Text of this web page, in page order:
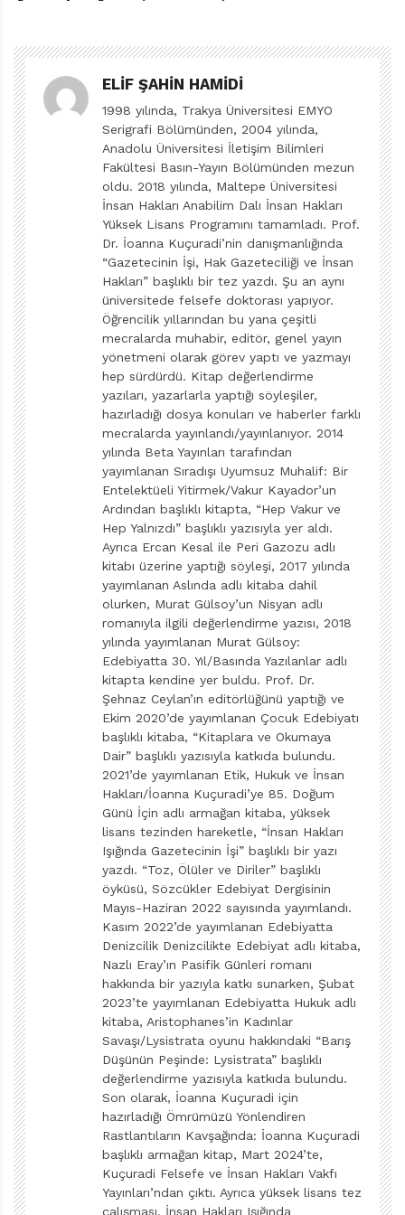
ulaştırıyorsunuz. Bu kitabın doğum hikâyesini
dinleyebilir miyiz?
Çocuklar, kimi zaman da öğretmenler için yıllardır
gerçekleştirdiğim atölyelerde; şiirin filizlenme noktası,
şiir dili, şiirin matematiği, şiirde duygu, şiirde imge gibi
konularda beyin fırtınaları yapıyoruz. Şiir okurken ve
yazarken bu eylemin dokusuna gizlenen incelik, zekâ,
ironi, ustalık, estetik kavramlarına kafa yoruyoruz. İyi
şiir örneklerine bakıyoruz.
Bu çalışmalar sırasında geliştirdiğim “Şiirde 4D”
söyleminin atölye katılımcılarına şiiri kavratmakta ne
denli başarılı olduğunu gözlemledim. Herkesin
yararlanabilmesi için, atölye programlarımda yaptığım
uygulamaları kitaplaştırma fikri aklıma geldi. Türkiye’de
başka örneği olmayan projeyi Tudem Yayınlarına
sunduğumda, yayın yönetmeni İlke Aykanat Çam,
yüreğiyle dinledi, yararına inandı. Onun inancıyla
başlayan bu yolculuk editör Hülya Dayan’ın güzel
enerjisini projeye dâhil etmesiyle devam etti. Çocuklar
için yapılan kitapların bütünüyle bir sanat eseri
olduğunu düşünüyorum. Kapağıyla, fontuyla,
resimleriyle bir bütün olduğu için kitabın tasarımı da
çok önemli. Kitabın doğumunda emeği geçen herkes
benim kadar heyecanlıydı. Sanıyorum aynı heyecanı
kitabın okurlarına da geçirmeyi başaracağız.
Eugene Ivanov’un resimleriyle renklenmiş, oldukça
canlı, keyifli ve interaktif bir kitap ortaya çıkmış.
Çocuklara şiir dünyasını aralayacak bir çalışma
olmuş. Hatta “Şiir okumayı sever misin?” sorusuna,
hayır cevabını veren çocukların da çok işine
yarayacağını söylüyorsunuz bu kitabın. Oldukça
iddialı. Bunu biraz açar mısınız?
Evet, iddialıyım ama kanıt olmadan iddia etmiyorum.
Bugüne değin gerçekleştirdiğim yüzlerce şiir atölyesinin
girişinde “şiir okumayı sever misin?”, sorusunu sordum
çocuklara. “Hayır” yanıtını verenlerin neredeyse
tamamı, atölye sonunda “artık şiire başka türlü
bakıyorum,” dedi. Bilimsel bir dille söyleyecek olursak
hipotezim üzerinden tahminler yürüttüm, araştırdım,
laboratuvar çalışması yaptım, deneylerle ispatlar
sağlandıktan sonra sonuçlara vardım. Böylece kitap
sistematik bir bütün haline geldi. Eugene Ivanov’un
resimlerinin kitabın ruhuna çok yakıştığını da
söylemeliyim.
Kitapta Bedri Rahmi Eyüboğlu, Cahit Külebi, Necati
Cumalı, Orhon Murat Arıburnu gibi usta şairlerin
dizelerine yer verildiğini görüyoruz. Şair ve dize
ELIF ŞAHIN HAMIDI
1998 yılında, Trakya Üniversitesi EMYO
Serigrafi Bölümünden, 2004 yılında,
Anadolu Üniversitesi İletişim Bilimleri
Fakültesi Basın-Yayın Bölümünden mezun
oldu. 2018 yılında, Maltepe Üniversitesi
İnsan Hakları Anabilim Dalı İnsan Hakları
Yüksek Lisans Programını tamamladı. Prof.
Dr. İoanna Kuçuradi’nin danışmanlığında
“Gazetecinin İşi, Hak Gazeteciliği ve İnsan
Hakları” başlıklı bir tez yazdı. Şu an aynı
üniversitede felsefe doktorası yapıyor.
Öğrencilik yıllarından bu yana çeşitli
mecralarda muhabir, editör, genel yayın
yönetmeni olarak görev yaptı ve yazmayı
hep sürdürdü. Kitap değerlendirme
yazıları, yazarlarla yaptığı söyleşiler,
hazırladığı dosya konuları ve haberler farklı
mecralarda yayınlandı/yayınlanıyor. 2014
yılında Beta Yayınları tarafından
yayımlanan Sıradışı Uyumsuz Muhalif: Bir
Entelektüeli Yitirmek/Vakur Kayador’un
Ardından başlıklı kitapta, “Hep Vakur ve
Hep Yalnızdı” başlıklı yazısıyla yer aldı.
Ayrıca Ercan Kesal ile Peri Gazozu adlı
kitabı üzerine yaptığı söyleşi, 2017 yılında
yayımlanan Aslında adlı kitaba dahil
olurken, Murat Gülsoy’un Nisyan adlı
romanıyla ilgili değerlendirme yazısı, 2018
yılında yayımlanan Murat Gülsoy:
Edebiyatta 30. Yıl/Basında Yazılanlar adlı
kitapta kendine yer buldu. Prof. Dr.
Şehnaz Ceylan’ın editörlüğünü yaptığı ve
Ekim 2020’de yayımlanan Çocuk Edebiyatı
başlıklı kitaba, “Kitaplara ve Okumaya
Dair” başlıklı yazısıyla katkıda bulundu.
2021’de yayımlanan Etik, Hukuk ve İnsan
Hakları/İoanna Kuçuradi’ye 85. Doğum
Günü İçin adlı armağan kitaba, yüksek
lisans tezinden hareketle, “İnsan Hakları
Işığında Gazetecinin İşi” başlıklı bir yazı
yazdı. “Toz, Ölüler ve Diriler” başlıklı
öyküsü, Sözcükler Edebiyat Dergisinin
Mayıs-Haziran 2022 sayısında yayımlandı.
Kasım 2022’de yayımlanan Edebiyatta
Denizcilik Denizcilikte Edebiyat adlı kitaba,
Nazlı Eray’ın Pasifik Günleri romanı
hakkında bir yazıyla katkı sunarken, Şubat
2023’te yayımlanan Edebiyatta Hukuk adlı
kitaba, Aristophanes’in Kadınlar
Savaşı/Lysistrata oyunu hakkındaki “Barış
Düşünün Peşinde: Lysistrata” başlıklı
değerlendirme yazısıyla katkıda bulundu.
Son olarak, İoanna Kuçuradi için
hazırladığı Ömrümüzü Yönlendiren
Rastlantıların Kavşağında: İoanna Kuçuradi
başlıklı armağan kitap, Mart 2024’te,
Kuçuradi Felsefe ve İnsan Hakları Vakfı
Yayınları’ndan çıktı. Ayrıca yüksek lisans tez
çalışması, İnsan Hakları Işığında